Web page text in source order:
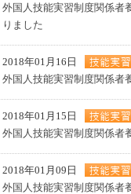
外国人技能実習制度関係者
りました
2018年01月16日
外国人技能実習制度関係者
2018年01月15日
外国人技能実習制度関係者
2018年01月09日
外国人技能実習制度関係者